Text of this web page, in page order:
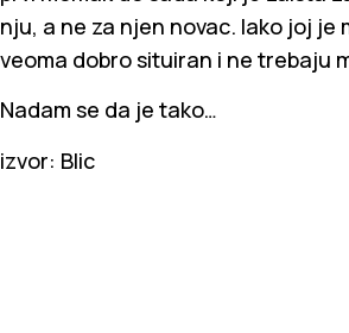
nju, a ne za njen novac. Iako joj je
veoma dobro situiran i ne trebaju
Nadam se da je tako…
izvor: Blic